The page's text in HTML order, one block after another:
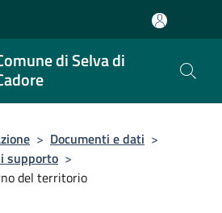
di Selva di
> Documenti e dati >
supporto >
del territorio